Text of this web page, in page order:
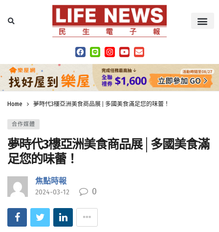
Home 夢時代3樓亞洲美食商品展│多國美食滿足您的味蕾！
合作媒體
夢時代3樓亞洲美食商品展│多國美食滿
足您的味蕾！
焦點時報
2024-03-12 0